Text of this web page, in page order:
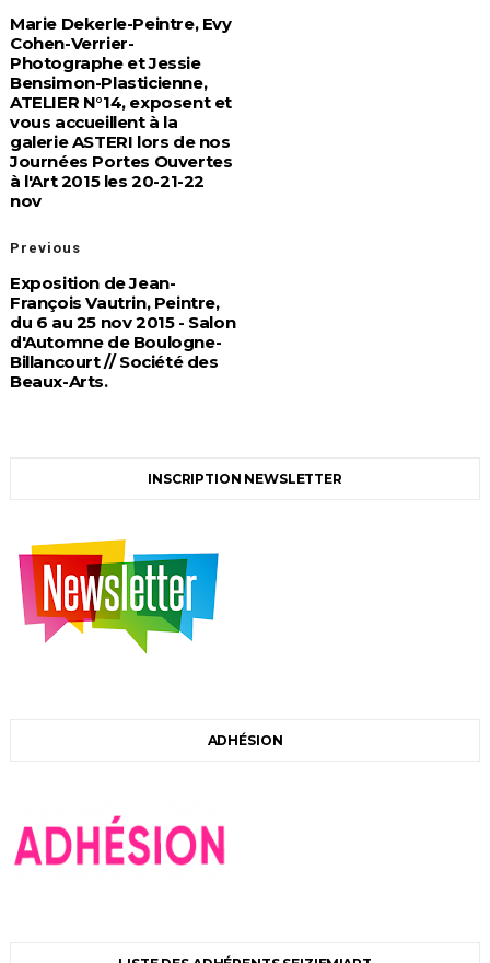
Marie Dekerle-Peintre, Evy
Cohen-Verrier-
Photographe et Jessie
Bensimon-Plasticienne,
ATELIER N°14, exposent et
vous accueillent à la
galerie ASTERI lors de nos
Journées Portes Ouvertes
à l'Art 2015 les 20-21-22
nov
Previous
Exposition de Jean-
François Vautrin, Peintre,
du 6 au 25 nov 2015 - Salon
d'Automne de Boulogne-
Billancourt // Société des
Beaux-Arts.
INSCRIPTION NEWSLETTER
ADHÉSION